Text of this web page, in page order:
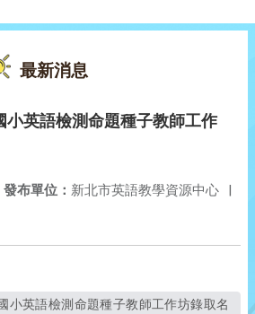
最新消息
小英語檢測命題種子教師工作
發布單位： 新北市英語教學資源中心 |